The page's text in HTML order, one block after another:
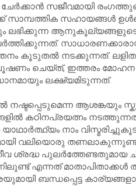
ചേർക്കാൻ സജീവമായി
സാമ്പത്തിക സഹായങ്ങൾ
ലഭിക്കുന്ന ആനുകൂല്യങ്ങളുടെ
കൂടുതൽ നടക്കുന്നത്. ലളിത
ചെയ്ത്, ഇത്തരം മോഹന
ലക്ഷ്യമിടുന്നത്.
ആശങ്കയും
കഠിനപ്രയത്നം
യാഥാർത്ഥ്യം നാം
വലിയൊരു
ശ്രദ്ധ പുലർത്തേണ്ടതുമായ
എന്നത് മാതാപിതാക്കൾ
ബന്ധപ്പെട്ട